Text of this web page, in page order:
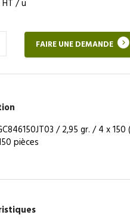
HT / u
FAIRE UNE DEMANDE
/ 2,95 gr. / 4 x
pièces